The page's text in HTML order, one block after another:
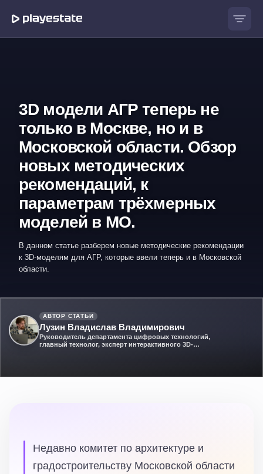
3D модели АГР теперь не
только в Москве, но и в
Московской области. Обзор
новых методических
рекомендаций, к
параметрам трёхмерных
моделей в МО.
В данном статье разберем новые методические рекомендации
к 3D-моделям для АГР, которые ввели теперь и в Московской
области.
АВТОР СТАТЬИ
Лузин Владислав Владимирович
Руководитель департамента цифровых технологий,
главный технолог, эксперт интерактивного 3D-
Недавно комитет по архитектуре и
градостроительству Московской области